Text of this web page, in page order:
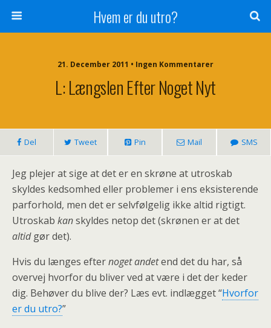
Hvem er du utro?
21. December 2011 • Ingen Kommentarer
L: Længslen Efter Noget Nyt
Del Tweet Pin Mail SMS
Jeg plejer at sige at det er en skrøne at utroskab
skyldes kedsomhed eller problemer i ens eksisterende
parforhold, men det er selvfølgelig ikke altid rigtigt.
Utroskab kanskyldes netop det (skrønen er at det
altidgør det).
Hvis du længes efternoget andetend det du har, så
overvej hvorfor du bliver ved at være i det der keder
dig. Behøver du blive der? Læs evt. indlægget “Hvorfor
er du utro?”